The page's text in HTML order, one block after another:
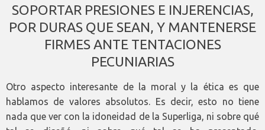
SOPORTAR PRESIONES E INJERENCIAS,
POR DURAS QUE SEAN, Y MANTENERSE
FIRMES ANTE TENTACIONES
PECUNIARIAS
Otro aspecto interesante de la moral y la ética es que
hablamos de valores absolutos. Es decir, esto no tiene
nada que ver con la idoneidad de la Superliga, ni sobre qué